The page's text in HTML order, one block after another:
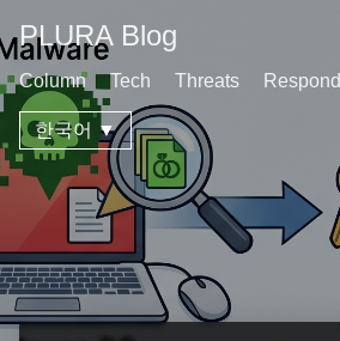
PLURA Blog
Column Tech Threats Respond
한국어 ▼